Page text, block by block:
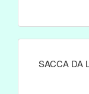
SACCA DA